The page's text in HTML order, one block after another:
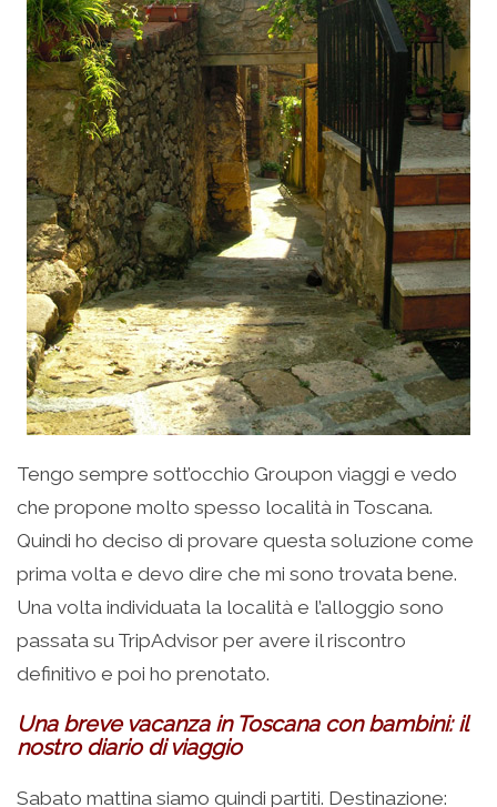
Tengo sempre sott’occhio Groupon viaggi e vedo
che propone molto spesso località in Toscana.
Quindi ho deciso di provare questa soluzione come
prima volta e devo dire che mi sono trovata bene.
Una volta individuata la località e l’alloggio sono
passata su TripAdvisor per avere il riscontro
definitivo e poi ho prenotato.
Una breve vacanza in Toscana con bambini: il
nostro diario di viaggio
Sabato mattina siamo quindi partiti. Destinazione: